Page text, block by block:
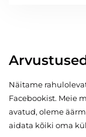
Näitame
Facebookist. Meie
avatud, oleme
aidata kõiki oma